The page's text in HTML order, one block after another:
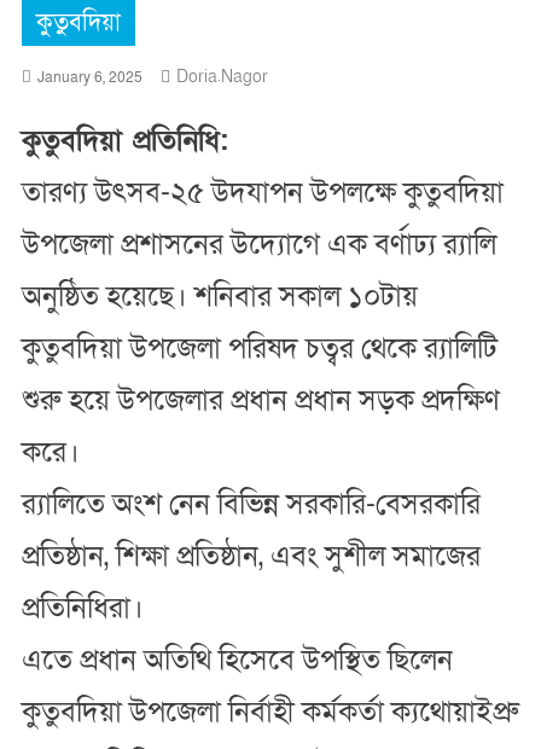
কুতুবদিয়া
January 6, 2025 Doria.nagor
কুতুবদিয়া প্রতিনিধি:
তারণ্য উৎসব-২৫ উদযাপন উপলক্ষে কুতুবদিয়া
উপজেলা প্রশাসনের উদ্যোগে এক বর্ণাঢ্য র‍্যালি
অনুষ্ঠিত হয়েছে। শনিবার সকাল ১০টায়
কুতুবদিয়া উপজেলা পরিষদ চত্বর থেকে র‍্যালিটি
শুরু হয়ে উপজেলার প্রধান প্রধান সড়ক প্রদক্ষিণ
করে।
র‍্যালিতে অংশ নেন বিভিন্ন সরকারি-বেসরকারি
প্রতিষ্ঠান, শিক্ষা প্রতিষ্ঠান, এবং সুশীল সমাজের
প্রতিনিধিরা।
এতে প্রধান অতিথি হিসেবে উপস্থিত ছিলেন
কুতুবদিয়া উপজেলা নির্বাহী কর্মকর্তা ক্যথোয়াইপ্রু